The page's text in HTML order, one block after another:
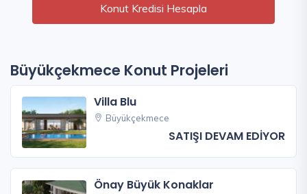
Konut Kredisi Hesapla
Büyükçekmece Konut Projeleri
Villa Blu
Büyükçekmece
SATIŞI DEVAM EDİYOR
Önay Büyük Konaklar